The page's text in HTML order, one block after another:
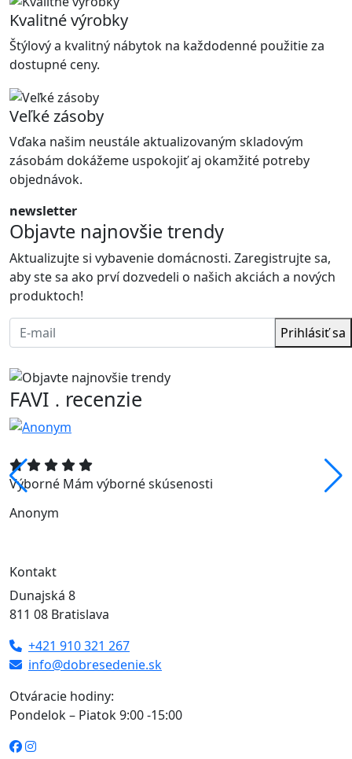
Kvalitné výrobky
Štýlový a kvalitný nábytok na každodenné použitie za
dostupné ceny.
Veľké zásoby
Vďaka našim neustále aktualizovaným skladovým
zásobám dokážeme uspokojiť aj okamžité potreby
objednávok.
newsletter
Objavte najnovšie trendy
Aktualizujte si vybavenie domácnosti. Zaregistrujte sa,
aby ste sa ako prví dozvedeli o našich akciách a nových
produktoch!
Prihlásiť sa
FAVI . recenzie
Výborné Mám výborné skúsenosti
Anonym
Kontakt
Dunajská 8
811 08 Bratislava
+421 910 321 267
info@dobresedenie.sk
Otváracie hodiny:
Pondelok – Piatok 9:00 -15:00